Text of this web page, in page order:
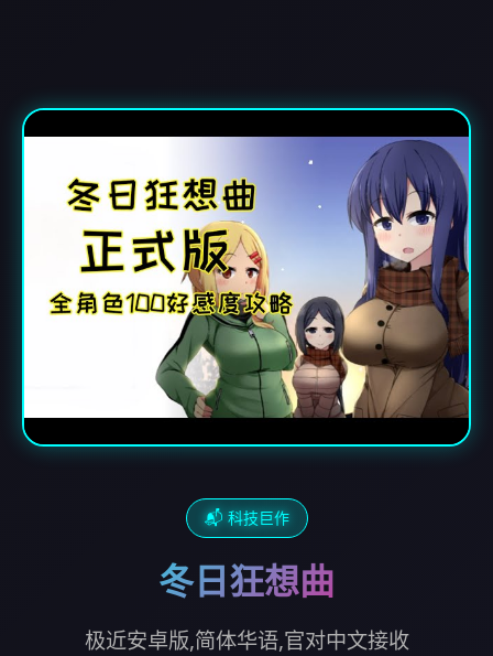
📬 科技巨作
冬日狂想曲
极近安卓版,简体华语,官对中文接收